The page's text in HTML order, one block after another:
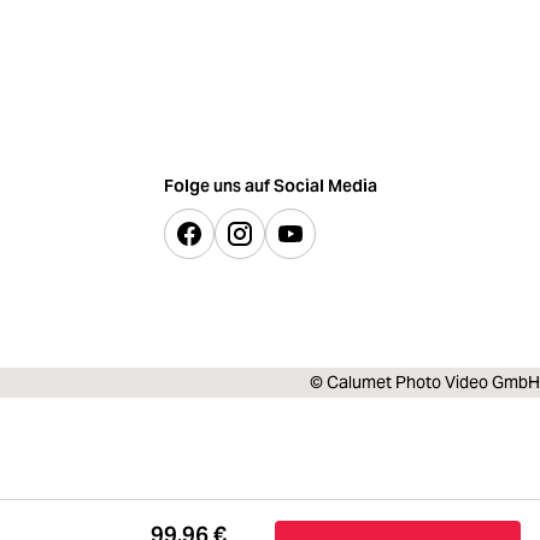
Folge uns auf Social Media
© Calumet Photo Video GmbH